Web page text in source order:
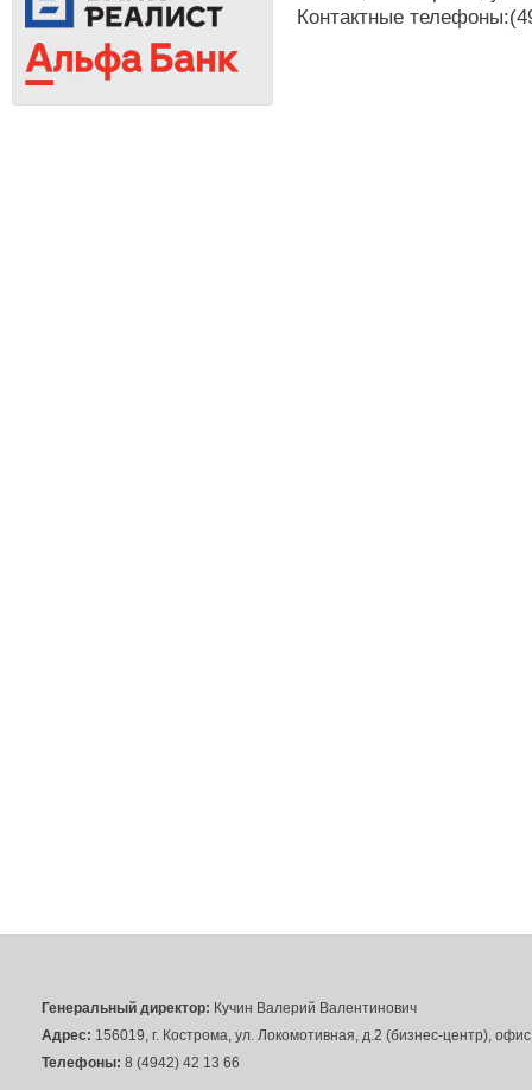
Контактные
Генеральный директор: Кучин Валерий Валентинович
Адрес: 156019, г. Кострома, ул. Локомотивная, д.2 (бизнес-центр),
Телефоны: 8 (4942) 42 13 66